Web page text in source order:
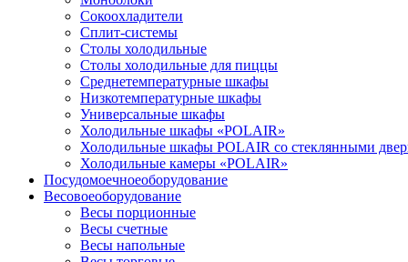
Сокоохладители
Сплит-системы
Столы холодильные
Столы холодильные для пиццы
Среднетемпературные шкафы
Низкотемпературные шкафы
Универсальные шкафы
Холодильные шкафы «POLAIR»
Холодильные шкафы POLAIR со стеклянными
Холодильные камеры «POLAIR»
Посудомоечноеоборудование
Весовоеоборудование
Весы порционные
Весы счетные
Весы напольные